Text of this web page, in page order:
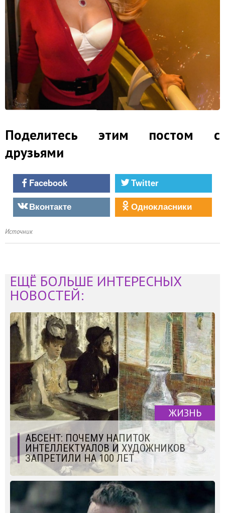
Поделитесь этим постом с
друзьями
Facebook
Twitter
Вконтакте
Однокласники
Источник
ЕЩЁ БОЛЬШЕ ИНТЕРЕСНЫХ
НОВОСТЕЙ:
ЖИЗНЬ
АБСЕНТ: ПОЧЕМУ НАПИТОК
ИНТЕЛЛЕКТУАЛОВ И ХУДОЖНИКОВ
ЗАПРЕТИЛИ НА 100 ЛЕТ